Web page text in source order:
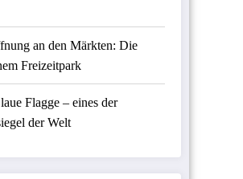
an den Märkten: Die
Freizeitpark
Flagge – eines der
der Welt